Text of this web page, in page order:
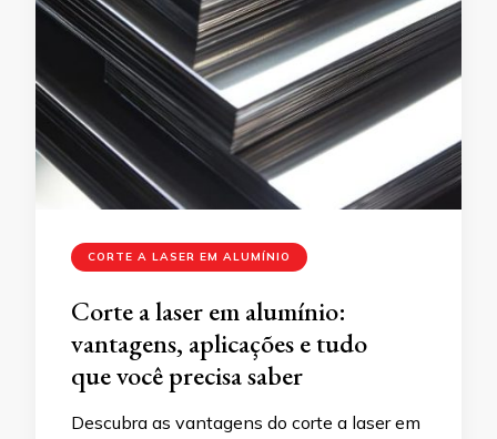
CORTE A LASER EM ALUMÍNIO
Corte a laser em alumínio:
vantagens, aplicações e tudo
que você precisa saber
Descubra as vantagens do corte a laser em